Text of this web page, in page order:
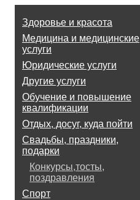
Здоровье и красота
Медицина и медицинские
услуги
Юридические услуги
Другие услуги
Обучение и повышение
квалификации
Отдых, досуг, куда пойти
Свадьбы, праздники,
подарки
Конкурсы,тосты,
поздравления
Спорт